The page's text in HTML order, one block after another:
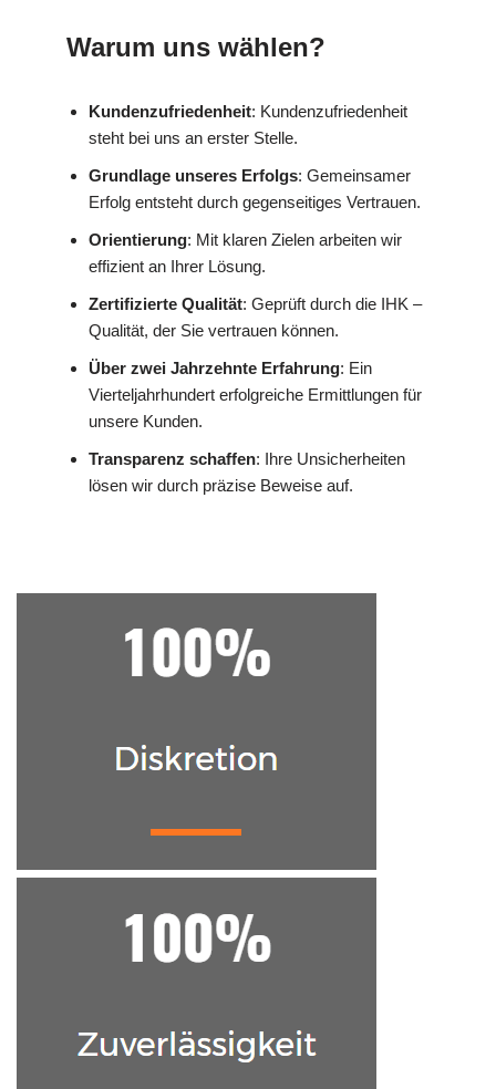
Warum uns wählen?
Kundenzufriedenheit: Kundenzufriedenheit
steht bei uns an erster Stelle.
Grundlage unseres Erfolgs: Gemeinsamer
Erfolg entsteht durch gegenseitiges Vertrauen.
Orientierung: Mit klaren Zielen arbeiten wir
effizient an Ihrer Lösung.
Zertifizierte Qualität: Geprüft durch die IHK –
Qualität, der Sie vertrauen können.
Über zwei Jahrzehnte Erfahrung: Ein
Vierteljahrhundert erfolgreiche Ermittlungen für
unsere Kunden.
Transparenz schaffen: Ihre Unsicherheiten
lösen wir durch präzise Beweise auf.